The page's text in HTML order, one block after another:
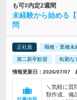
も可#内定2週間
未経験から始める
問
正社員 職種・業種未
第二新卒歓迎 転勤なし
情報更新日：2026/07/07
＼気軽に質
類作成、備